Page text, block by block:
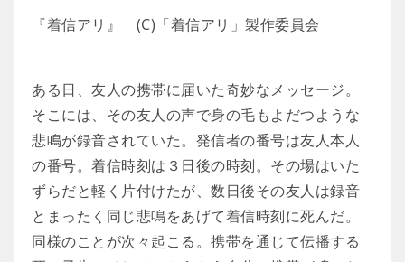
『着信アリ』 (C)「着信アリ」製作委員会
ある日、友人の携帯に届いた奇妙なメッセージ。
そこには、その友人の声で身の毛もよだつような
悲鳴が録音されていた。発信者の番号は友人本人
の番号。着信時刻は３日後の時刻。その場はいた
ずらだと軽く片付けたが、数日後その友人は録音
とまったく同じ悲鳴をあげて着信時刻に死んだ。
同様のことが次々起こる。携帯を通じて伝播する